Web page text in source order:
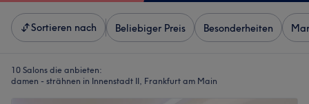
Sortieren nach Beliebiger Preis Besonderheiten
10 Salons die anbieten:
damen - strähnen in Innenstadt II, Frankfurt am Main